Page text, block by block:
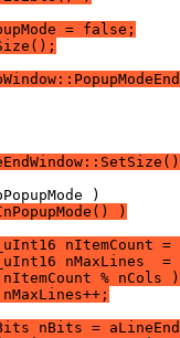
= false;
)
nItemCount
nMaxLines
% nCols )
nBits =